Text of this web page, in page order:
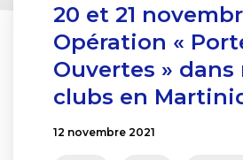
20 et 21
Opération «
Ouvertes » dans
clubs en
12 novembre 2021